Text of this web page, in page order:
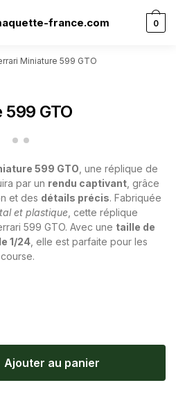
0
Miniature 599 GTO
GTO
599 GTO , une réplique de
par un rendu captivant , grâce
et des détails précis. Fabriquée
et plastique , cette réplique
599 GTO. Avec une taille de
1/24 , elle est parfaite pour les
Ajouter au panier